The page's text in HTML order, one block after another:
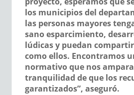
los municipios del
las personas mayores
sano esparcimiento,
lúdicas y puedan
como ellos. Encontramos
normativo que nos
tranquilidad de que los
garantizados”, aseguró.